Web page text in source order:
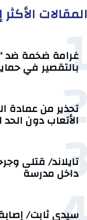
المقالات الأكثر
1
غرامة ضخمة ضد
بالتقصير في
2
تحذير من عمادة
الأتعاب دون الحد
3
تايلاند/ قتلى
داخل مدرسة
سيدي ثابت/ إصابة